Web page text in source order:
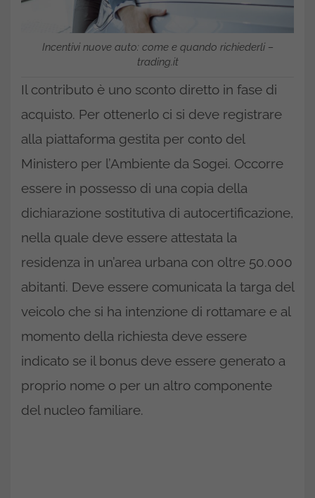
Incentivi nuove auto: come e quando richiederli –
trading.it
Il contributo è uno sconto diretto in fase di
acquisto. Per ottenerlo ci si deve registrare
alla piattaforma gestita per conto del
Ministero per l’Ambiente da Sogei. Occorre
essere in possesso di una copia della
dichiarazione sostitutiva di autocertificazione,
nella quale deve essere attestata la
residenza in un’area urbana con oltre 50.000
abitanti. Deve essere comunicata la targa del
veicolo che si ha intenzione di rottamare e al
momento della richiesta deve essere
indicato se il bonus deve essere generato a
proprio nome o per un altro componente
del nucleo familiare.